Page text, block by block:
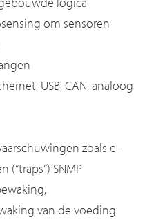
om sensoren
USB, CAN, analoog
zoals e-
(“traps”) SNMP
van de voeding